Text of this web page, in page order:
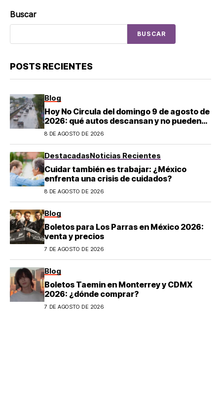
Buscar
BUSCAR
POSTS RECIENTES
Blog
Hoy No Circula del domingo 9 de agosto de
2026: qué autos descansan y no pueden
salir en CDMX y el Estado de México; estos
8 DE AGOSTO DE 2026
DestacadasNoticias Recientes
Cuidar también es trabajar: ¿México
enfrenta una crisis de cuidados?
8 DE AGOSTO DE 2026
Blog
Boletos para Los Parras en México 2026:
venta y precios
7 DE AGOSTO DE 2026
Blog
Boletos Taemin en Monterrey y CDMX
2026: ¿dónde comprar?
7 DE AGOSTO DE 2026